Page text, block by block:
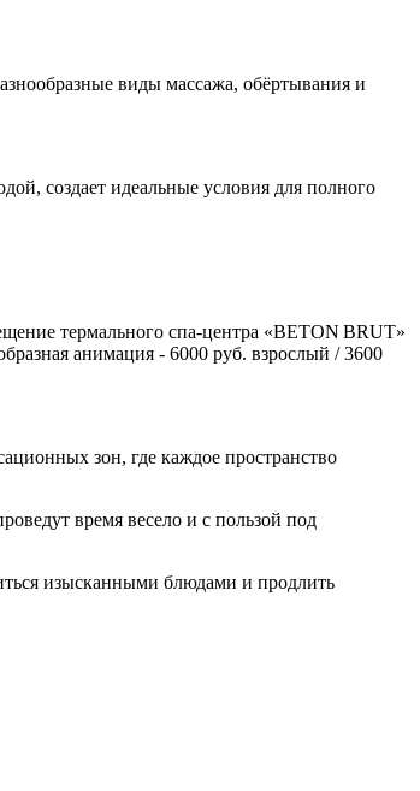
виды массажа, обёртывания и
создает идеальные условия для полного
термального спа‑центра «BETON BRUT»
анимация - 6000 руб. взрослый / 3600
зон, где каждое пространство
время весело и с пользой под
изысканными блюдами и продлить